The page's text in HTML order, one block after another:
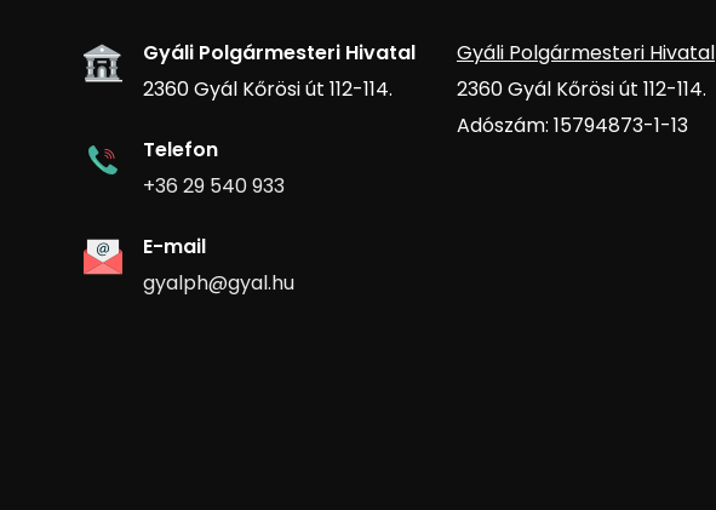
Gyáli Polgármesteri Hivatal
2360 Gyál Kőrösi út 112-114.
Telefon
+36 29 540 933
E-mail
gyalph@gyal.hu
Gyáli Polgármesteri Hivatal
2360 Gyál Kőrösi út 112-114.
Adószám: 15794873-1-13